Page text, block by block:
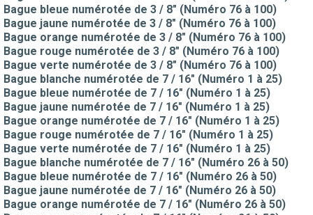
Bague bleue numérotée de 3 / 8" (Numéro 76 à 100)
Bague jaune numérotée de 3 / 8" (Numéro 76 à 100)
Bague orange numérotée de 3 / 8" (Numéro 76 à 100)
Bague rouge numérotée de 3 / 8" (Numéro 76 à 100)
Bague verte numérotée de 3 / 8" (Numéro 76 à 100)
Bague blanche numérotée de 7 / 16" (Numéro 1 à 25)
Bague bleue numérotée de 7 / 16" (Numéro 1 à 25)
Bague jaune numérotée de 7 / 16" (Numéro 1 à 25)
Bague orange numérotée de 7 / 16" (Numéro 1 à 25)
Bague rouge numérotée de 7 / 16" (Numéro 1 à 25)
Bague verte numérotée de 7 / 16" (Numéro 1 à 25)
Bague blanche numérotée de 7 / 16" (Numéro 26 à 50)
Bague bleue numérotée de 7 / 16" (Numéro 26 à 50)
Bague jaune numérotée de 7 / 16" (Numéro 26 à 50)
Bague orange numérotée de 7 / 16" (Numéro 26 à 50)